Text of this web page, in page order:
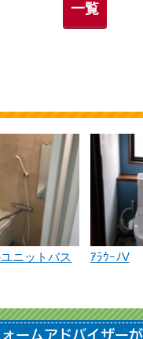
一覧
ニットバス
ｱﾗｳｰﾉV
ームアドバイザー